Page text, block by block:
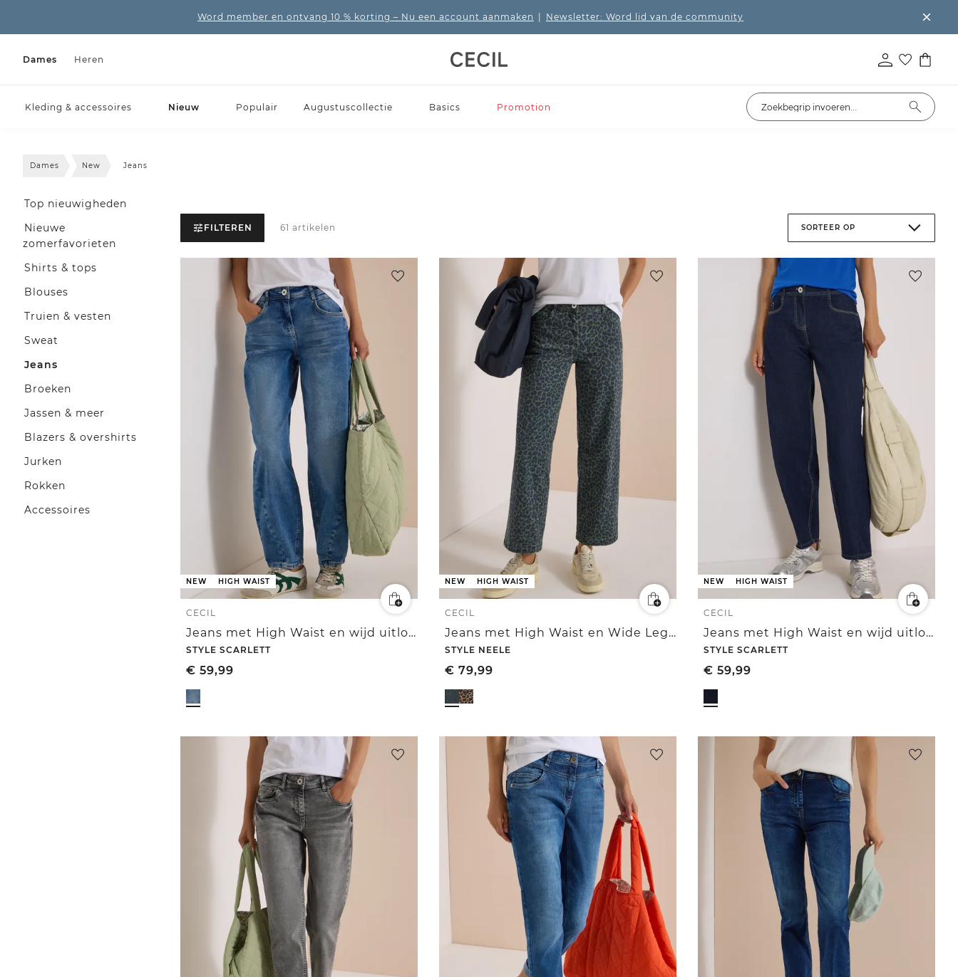
Word member en ontvang 10 % korting – Nu een account aanmaken Newsletter: Word lid van de community
Dames Heren
Kleding & accessoires Nieuw Populair Augustuscollectie Basics Promotion
Dames New Jeans
Top nieuwigheden
Nieuwe
zomerfavorieten
Shirts & tops
Blouses
Truien & vesten
Sweat
Jeans
Broeken
Jassen & meer
Blazers & overshirts
Jurken
Rokken
Accessoires
FILTEREN 61 artikelen SORTEER OP
NEW HIGH WAIST
CECIL
Jeans met High Waist en wijd uitlopende pijpen in een Loose Fit-pasvorm
STYLE SCARLETT
€ 59,99
NEW HIGH WAIST
CECIL
Jeans met High Waist en Wide Leg pijpen met luipaardprint
STYLE NEELE
€ 79,99
NEW HIGH WAIST
CECIL
Jeans met High Waist en wijd uitlopende pijpen in een Loose Fit pasvorm
STYLE SCARLETT
€ 59,99